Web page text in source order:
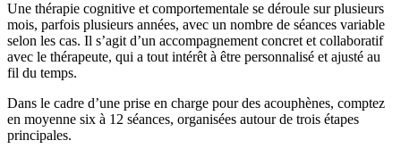
Une thérapie cognitive et comportementale se déroule sur plusieurs
mois, parfois plusieurs années, avec un nombre de séances variable
selon les cas. Il s’agit d’un accompagnement concret et collaboratif
avec le thérapeute, qui a tout intérêt à être personnalisé et ajusté au
fil du temps.
Dans le cadre d’une prise en charge pour des acouphènes, comptez
en moyenne six à 12 séances, organisées autour de trois étapes
principales.